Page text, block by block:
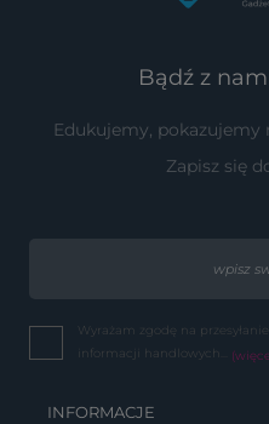
Bądź z
Edukujemy,
Zapisz się
Wyrażam zgodę na przesyłanie
informacji handlowych...
INFORMACJE